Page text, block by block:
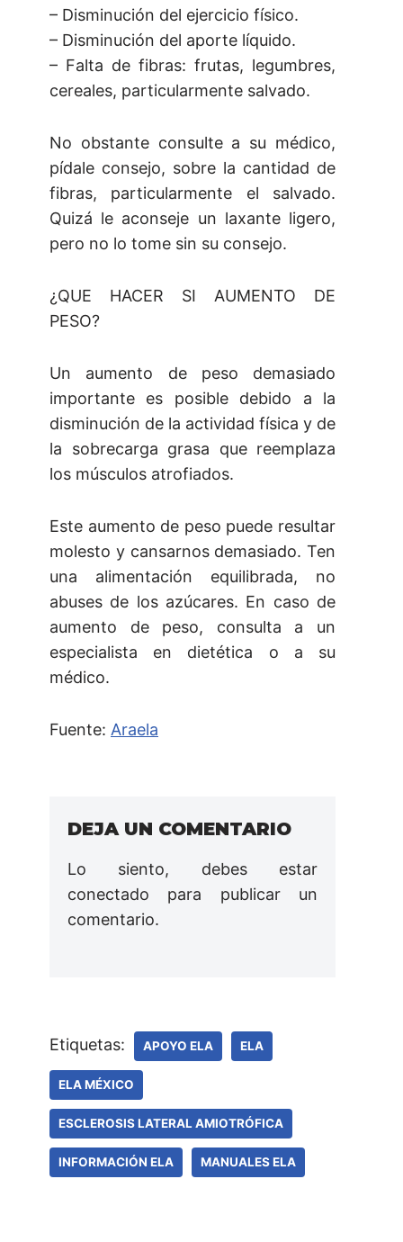
– Disminución del ejercicio físico.
– Disminución del aporte líquido.
– Falta de fibras: frutas, legumbres,
cereales, particularmente salvado.
No obstante consulte a su médico,
pídale consejo, sobre la cantidad de
fibras, particularmente el salvado.
Quizá le aconseje un laxante ligero,
pero no lo tome sin su consejo.
¿QUE HACER SI AUMENTO DE
PESO?
Un aumento de peso demasiado
importante es posible debido a la
disminución de la actividad física y de
la sobrecarga grasa que reemplaza
los músculos atrofiados.
Este aumento de peso puede resultar
molesto y cansarnos demasiado. Ten
una alimentación equilibrada, no
abuses de los azúcares. En caso de
aumento de peso, consulta a un
especialista en dietética o a su
médico.
Fuente: Araela
DEJA UN COMENTARIO
Lo siento, debes estar
conectado para publicar un
comentario.
Etiquetas: APOYO ELA ELA
ELA MÉXICO
ESCLEROSIS LATERAL AMIOTRÓFICA
INFORMACIÓN ELA MANUALES ELA